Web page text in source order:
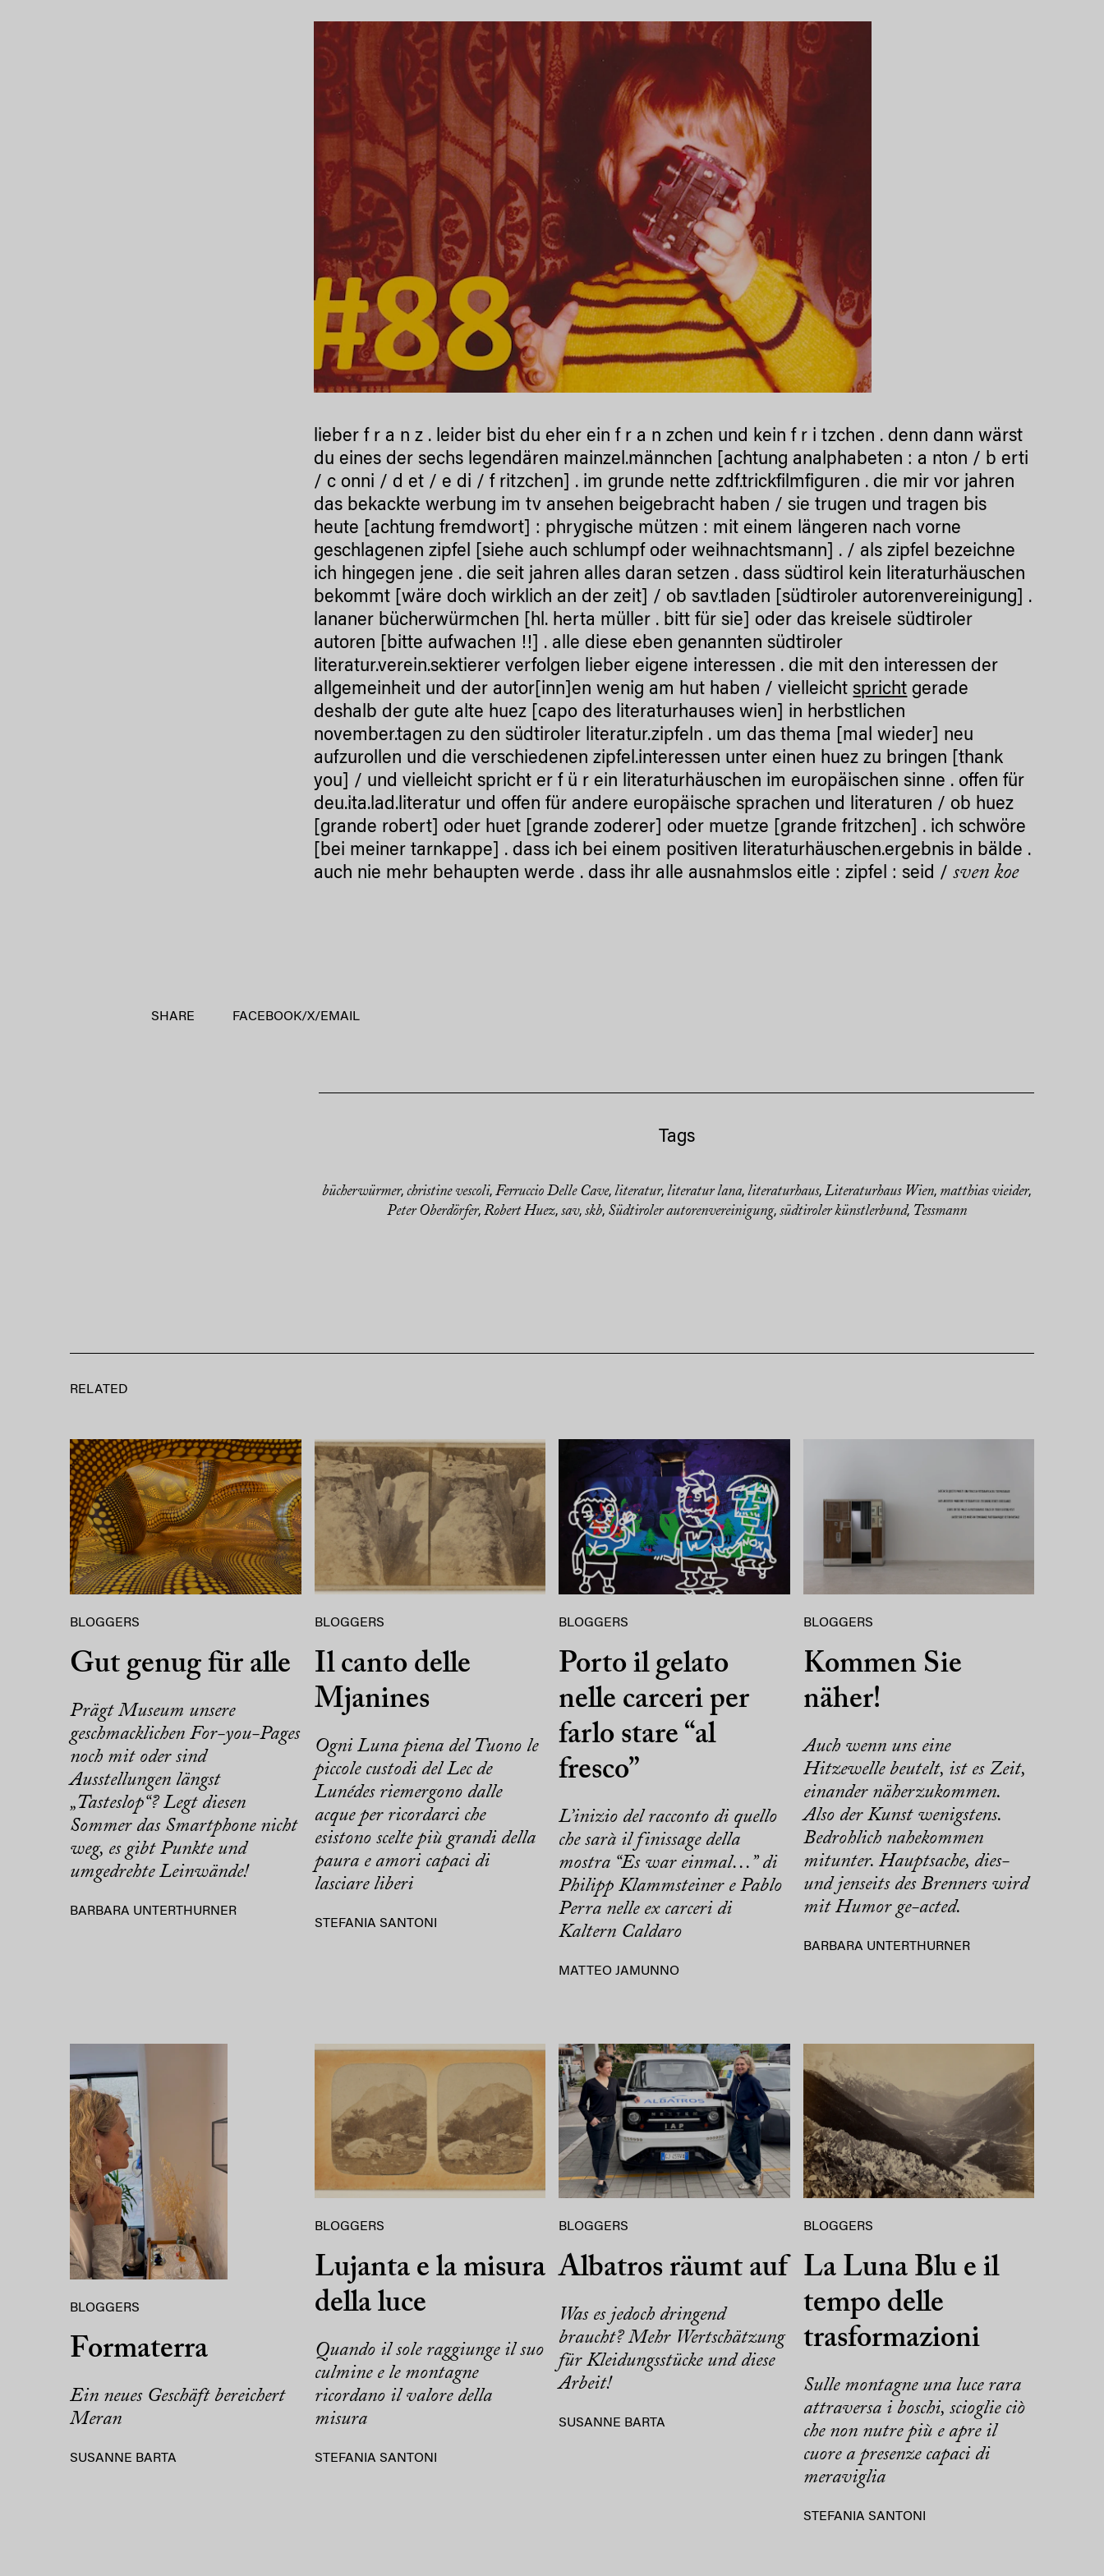
lieber f r a n z . leider bist du eher ein f r a n zchen und kein f r i tzchen . denn dann wärst
du eines der sechs legendären mainzel.männchen [achtung analphabeten : a nton / b erti
/ c onni / d et / e di / f ritzchen] . im grunde nette zdf.trickfilmfiguren . die mir vor jahren
das bekackte werbung im tv ansehen beigebracht haben / sie trugen und tragen bis
heute [achtung fremdwort] : phrygische mützen : mit einem längeren nach vorne
geschlagenen zipfel [siehe auch schlumpf oder weihnachtsmann] . / als zipfel bezeichne
ich hingegen jene . die seit jahren alles daran setzen . dass südtirol kein literaturhäuschen
bekommt [wäre doch wirklich an der zeit] / ob sav.tladen [südtiroler autorenvereinigung] .
lananer bücherwürmchen [hl. herta müller . bitt für sie] oder das kreisele südtiroler
autoren [bitte aufwachen !!] . alle diese eben genannten südtiroler
literatur.verein.sektierer verfolgen lieber eigene interessen . die mit den interessen der
allgemeinheit und der autor[inn]en wenig am hut haben / vielleichtspricht gerade
deshalb der gute alte huez [capo des literaturhauses wien] in herbstlichen
november.tagen zu den südtiroler literatur.zipfeln . um das thema [mal wieder] neu
aufzurollen und die verschiedenen zipfel.interessen unter einen huez zu bringen [thank
you] / und vielleicht spricht er f ü r ein literaturhäuschen im europäischen sinne . offen für
deu.ita.lad.literatur und offen für andere europäische sprachen und literaturen / ob huez
[grande robert] oder huet [grande zoderer] oder muetze [grande fritzchen] . ich schwöre
[bei meiner tarnkappe] . dass ich bei einem positiven literaturhäuschen.ergebnis in bälde .
auch nie mehr behaupten werde . dass ihr alle ausnahmslos eitle : zipfel : seid /sven koe
SHARE FACEBOOK/X/ EMAIL
Tags
bücherwürmer, christine vescoli, Ferruccio Delle Cave, literatur, literatur lana, literaturhaus, Literaturhaus Wien, matthias vieider,
Peter Oberdörfer, Robert Huez, sav, skb, Südtiroler autorenvereinigung, südtiroler künstlerbund, Tessmann
RELATED
BLOGGERS
Gut genug für alle
Prägt Museum unsere
geschmacklichen For-you-Pages
noch mit oder sind
Ausstellungen längst
„Tasteslop“? Legt diesen
Sommer das Smartphone nicht
weg, es gibt Punkte und
umgedrehte Leinwände!
BARBARA UNTERTHURNER
BLOGGERS
Il canto delle
Mjanines
Ogni Luna piena del Tuono le
piccole custodi del Lec de
Lunédes riemergono dalle
acque per ricordarci che
esistono scelte più grandi della
paura e amori capaci di
lasciare liberi
STEFANIA SANTONI
BLOGGERS
Porto il gelato
nelle carceri per
farlo stare “al
fresco”
L’inizio del racconto di quello
che sarà il finissage della
mostra “Es war einmal…” di
Philipp Klammsteiner e Pablo
Perra nelle ex carceri di
Kaltern Caldaro
MATTEO JAMUNNO
BLOGGERS
Kommen Sie
näher!
Auch wenn uns eine
Hitzewelle beutelt, ist es Zeit,
einander näherzukommen.
Also der Kunst wenigstens.
Bedrohlich nahekommen
mitunter. Hauptsache, dies-
und jenseits des Brenners wird
mit Humor ge-acted.
BARBARA UNTERTHURNER
BLOGGERS
Formaterra
Ein neues Geschäft bereichert
Meran
SUSANNE BARTA
BLOGGERS
Lujanta e la misura
della luce
Quando il sole raggiunge il suo
culmine e le montagne
ricordano il valore della
misura
STEFANIA SANTONI
BLOGGERS
Albatros räumt auf
Was es jedoch dringend
braucht? Mehr Wertschätzung
für Kleidungsstücke und diese
Arbeit!
SUSANNE BARTA
BLOGGERS
La Luna Blu e il
tempo delle
trasformazioni
Sulle montagne una luce rara
attraversa i boschi, scioglie ciò
che non nutre più e apre il
cuore a presenze capaci di
meraviglia
STEFANIA SANTONI